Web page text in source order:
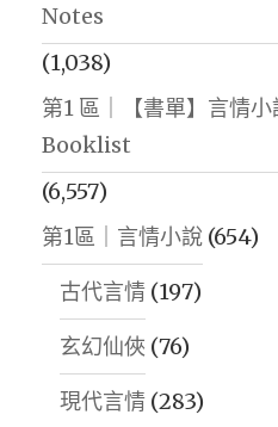
Notes
(1,038)
第1 區｜【書單】言情
Booklist
(6,557)
第1區｜言情小說 (654)
古代言情 (197)
玄幻仙俠 (76)
現代言情 (283)